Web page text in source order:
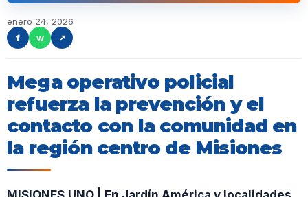
enero 24, 2026
f
w ↗
Mega operativo policial
refuerza la prevención y el
contacto con la comunidad en
la región centro de Misiones